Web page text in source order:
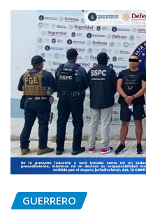
GUERRERO